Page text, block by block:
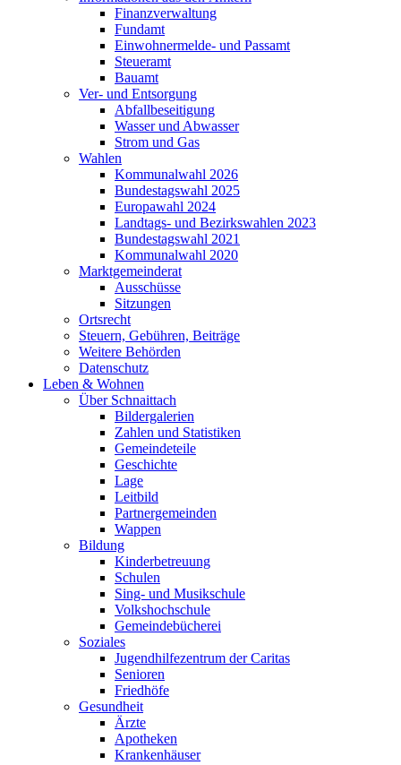
Finanzverwaltung
Fundamt
Einwohnermelde- und Passamt
Steueramt
Bauamt
Ver- und Entsorgung
Abfallbeseitigung
Wasser und Abwasser
Strom und Gas
Wahlen
Kommunalwahl 2026
Bundestagswahl 2025
Europawahl 2024
Landtags- und Bezirkswahlen 2023
Bundestagswahl 2021
Kommunalwahl 2020
Marktgemeinderat
Ausschüsse
Sitzungen
Ortsrecht
Steuern, Gebühren, Beiträge
Weitere Behörden
Datenschutz
Leben & Wohnen
Über Schnaittach
Bildergalerien
Zahlen und Statistiken
Gemeindeteile
Geschichte
Lage
Leitbild
Partnergemeinden
Wappen
Bildung
Kinderbetreuung
Schulen
Sing- und Musikschule
Volkshochschule
Gemeindebücherei
Soziales
Jugendhilfezentrum der Caritas
Senioren
Friedhöfe
Gesundheit
Ärzte
Apotheken
Krankenhäuser